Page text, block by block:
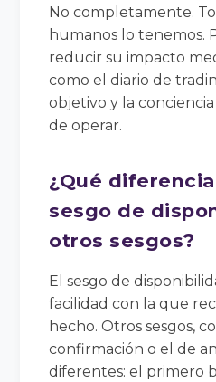
No completamente.
humanos lo tenemos.
reducir su impacto
como el diario de
objetivo y la
de operar.
¿Qué
sesgo de
otros sesgos?
El sesgo de
facilidad con la que
hecho. Otros sesgos,
confirmación o el de
diferentes: el primero